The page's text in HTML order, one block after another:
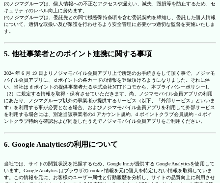
(3)ノジマグループは、個人情報への不正なアクセスや漏えい、滅失、毀損等を防止するため、セ
キュリティのレベル向上に努めます。
(4)ノジマグループは、委託先との間で機密保持条項を含む委託契約を締結し、委託した個人情報
について、適切な取扱い及び保護を行わせるよう安全管理に必要かつ適切な監督を実施いたしま
す。
5. 他社事業者とのポイント連携に関する事項
2024 年 6 月 19 日よりノジマモバイル会員アプリ上で所定のお手続きをして頂く事で、ノジマモ
バイル会員アプリに、ｄポイントの各カードの情報を登録頂けるようになりました。それに伴
い、当社は d ポイントの提供事業者たる株式会社NTTドコモから、本プライバシーポリシー1.
（2）に規定する情報を取得・保有させていただきます。尚、ノジマモバイル会員アプリの利用
にあたり、ノジマグループ以外の事業者が提供するサービス（以下、「外部サービス」といいま
す）を利用する事が必要となる場合、およびノジマモバイル会員アプリを利用して外部サービス
を利用する場合には、別途当該事業者のd アカウント規約、d ポイントクラブ会員規約・d ポイ
ントクラブ特約を確認および同意したうえでノジマモバイル会員アプリをご利用ください。
6. Google Analyticsの利用について
当社では、サイトの閲覧状況を把握するため、Google Inc.が提供する Google Analyticsを使用して
います。Google Analytics はブラウザの cookie 情報を元に個人を特定しない情報を取得していま
す。この情報を元に、お客様のユーザー属性と行動履歴を分析し、サイトの品質向上に利用させ